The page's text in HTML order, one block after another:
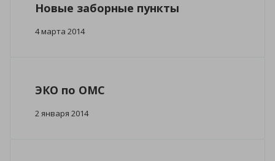
Новые заборные пункты
4 марта 2014
ЭКО по ОМС
2 января 2014